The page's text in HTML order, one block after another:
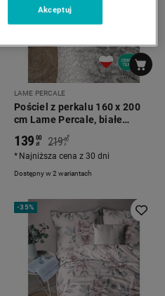
LAME PERCALE
Pościel z perkalu 160 x 200
cm Lame Percale, białe
kwiaty, beżowa
Dostępny w 2 wariantach
139 00
zł 219 00
zł
*
Najniższa cena z 30 dni
-35%
Akceptuj